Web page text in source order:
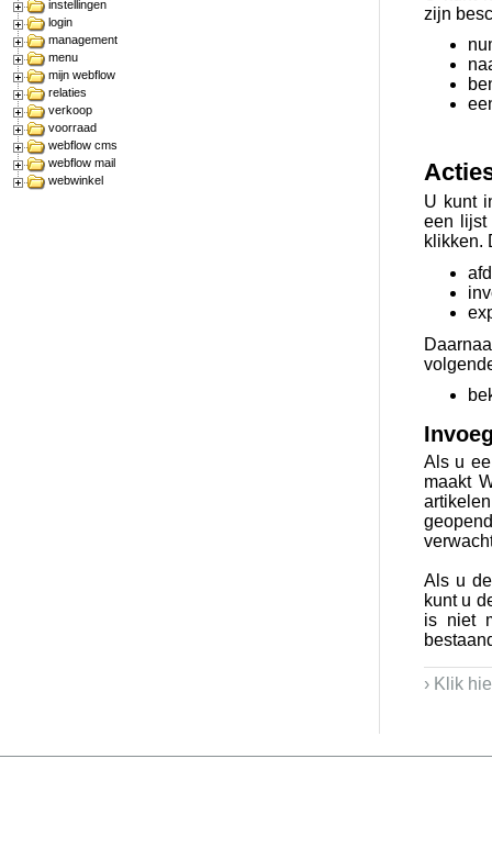
instellingen
login
management
menu
mijn webflow
relaties
verkoop
voorraad
webflow cms
webflow mail
webwinkel
zijn
U kunt
een lijst
klikken.
Als u
maakt
Als u
kunt u
is niet
› Klik